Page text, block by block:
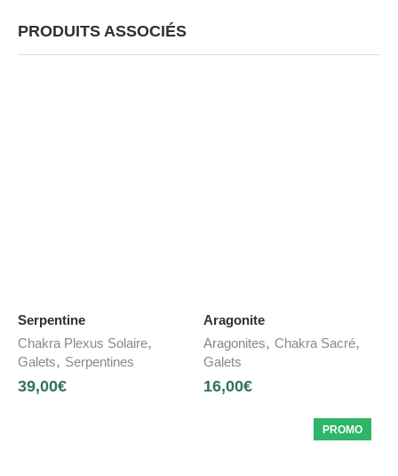
PRODUITS ASSOCIÉS
Serpentine
Chakra Plexus Solaire,
Galets, Serpentines
39,00€
Aragonite
Aragonites, Chakra Sacré,
Galets
16,00€
PROMO